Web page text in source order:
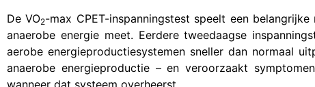
De VO2-max CPET-inspanningstest speelt een
anaerobe energie meet. Eerdere tweedaagse
aerobe energieproductiesystemen sneller dan normaal
anaerobe energieproductie – en veroorzaakt
wanneer dat systeem overheerst.